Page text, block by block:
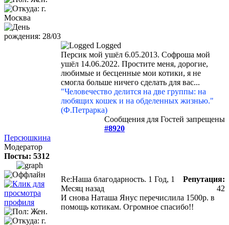
Logged
Персик мой ушёл 6.05.2013. Софроша мой
ушёл 14.06.2022. Простите меня, дорогие,
любимые и бесценные мои котики, я не
смогла больше ничего сделать для вас...
"Человечество делится на две группы: на
любящих кошек и на обделенных жизнью."
(Ф.Петрарка)
Сообщения для Гостей запрещены
#8920
Персюшкина
Модератор
Посты: 5312
Re:Наша благодарность. 1 Год, 1
Месяц назад
Репутация:
42
И снова Наташа Янус перечислила 1500р. в
помощь котикам. Огромное спасибо!!